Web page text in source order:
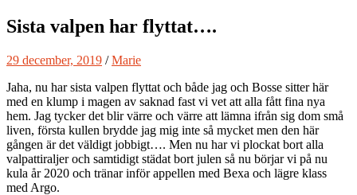
Sista valpen har flyttat….
29 december, 2019 /Marie
Jaha, nu har sista valpen flyttat och både jag och Bosse sitter här
med en klump i magen av saknad fast vi vet att alla fått fina nya
hem. Jag tycker det blir värre och värre att lämna ifrån sig dom små
liven, första kullen brydde jag mig inte så mycket men den här
gången är det väldigt jobbigt…. Men nu har vi plockat bort alla
valpattiraljer och samtidigt städat bort julen så nu börjar vi på nu
kula år 2020 och tränar inför appellen med Bexa och lägre klass
med Argo.